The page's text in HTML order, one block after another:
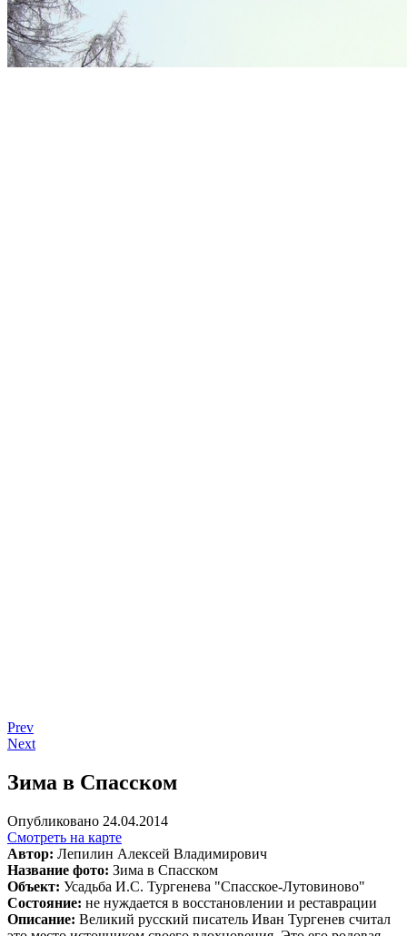
Prev
Next
Зима в Спасском
Опубликовано 24.04.2014
Смотреть на карте
Автор: Лепилин Алексей Владимирович
Название фото: Зима в Спасском
Объект: Усадьба И.С. Тургенева "Спасское-Лутовиново"
Состояние: не нуждается в восстановлении и реставрации
Описание: Великий русский писатель Иван Тургенев считал